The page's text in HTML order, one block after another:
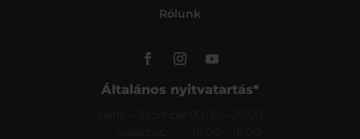
Rólunk
Általános nyitvatartás*